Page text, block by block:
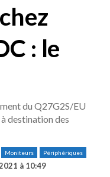
: le
du Q27G2S/EU
destination des
Moniteurs Périphériques
à 10:49